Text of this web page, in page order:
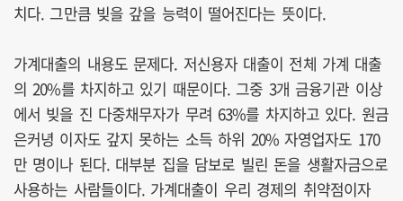
치다. 그만큼 빚을 갚을 능력이 떨어진다는 뜻이다.
가계대출의 내용도 문제다. 저신용자 대출이 전체 가계 대출
의 20%를 차지하고 있기 때문이다. 그중 3개 금융기관 이상
에서 빚을 진 다중채무자가 무려 63%를 차지하고 있다. 원금
은커녕 이자도 갚지 못하는 소득 하위 20% 자영업자도 170
만 명이나 된다. 대부분 집을 담보로 빌린 돈을 생활자금으로
사용하는 사람들이다. 가계대출이 우리 경제의 취약점이자